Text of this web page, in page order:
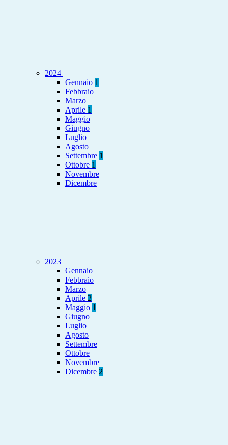
2024
Gennaio 1
Febbraio
Marzo
Aprile 1
Maggio
Giugno
Luglio
Agosto
Settembre 1
Ottobre 1
Novembre
Dicembre
2023
Gennaio
Febbraio
Marzo
Aprile 2
Maggio 1
Giugno
Luglio
Agosto
Settembre
Ottobre
Novembre
Dicembre 2